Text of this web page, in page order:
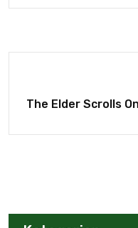
The Elder Scrolls